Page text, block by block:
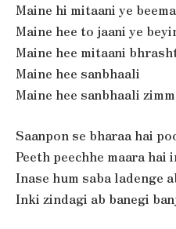
Maine hi mitaani ye
Maine hee to jaani ye
Maine hee mitaani
Maine hee sanbhaali
Maine hee sanbhaali
Saanpon se bharaa hai
Peeth peechhe maara hai
Inase hum saba ladenge
Inki zindagi ab banegi